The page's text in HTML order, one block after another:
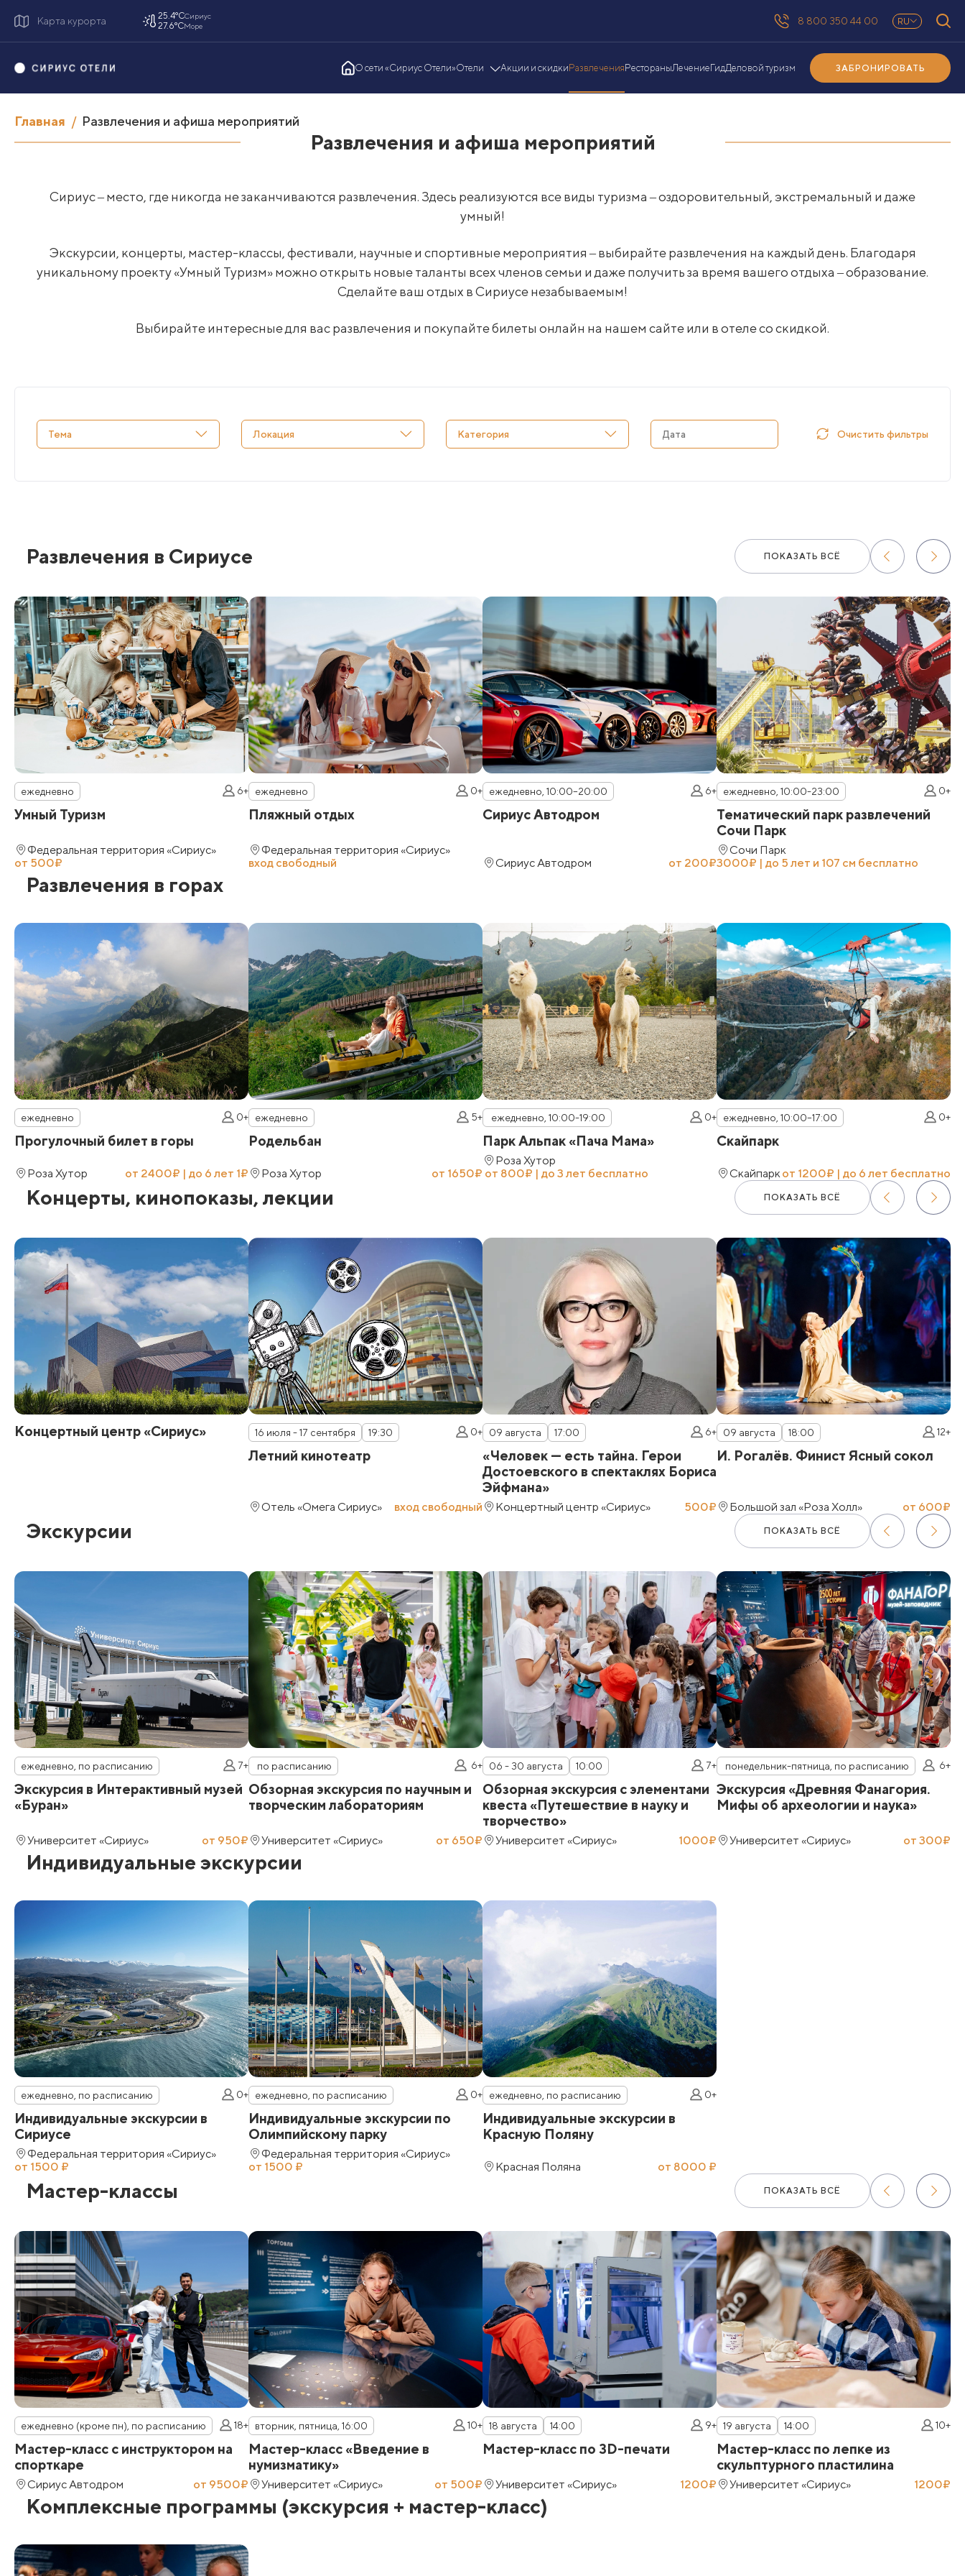
Карта курорта 25.4°CСириус
27.6°CМоре 8 800 350 44 00 RU
О сети «Сириус Отели»Отели Акции и скидкиРазвлеченияРестораныЛечениеГидДеловой туризм ЗАБРОНИРОВАТЬ
Главная Развлечения и афиша мероприятий
Развлечения и афиша мероприятий
Сириус ‒ место, где никогда не заканчиваются развлечения. Здесь реализуются все виды туризма ‒ оздоровительный, экстремальный и даже
умный!
Экскурсии, концерты, мастер-классы, фестивали, научные и спортивные мероприятия ‒ выбирайте развлечения на каждый день. Благодаря
уникальному проекту «Умный Туризм» можно открыть новые таланты всех членов семьи и даже получить за время вашего отдыха ‒ образование.
Сделайте ваш отдых в Сириусе незабываемым!
Выбирайте интересные для вас развлечения и покупайте билеты онлайн на нашем сайте или в отеле со скидкой.
Очистить фильтры
Развлечения в Сириусе ПОКАЗАТЬ ВСЁ
ежедневно 6+
Умный Туризм
Федеральная территория «Сириус»
от 500₽
ежедневно 0+
Пляжный отдых
Федеральная территория «Сириус»
вход свободный
ежедневно, 10:00–20:00 6+
Сириус Автодром
Сириус Автодром от 200₽
ежедневно, 10:00-23:00 0+
Тематический парк развлечений
Сочи Парк
Сочи Парк
3000₽ | до 5 лет и 107 см бесплатно
Развлечения в горах
ежедневно 0+
Прогулочный билет в горы
Роза Хутор от 2400₽ | до 6 лет 1₽
ежедневно 5+
Родельбан
Роза Хутор от 1650₽
ежедневно, 10:00-19:00 0+
Парк Альпак «Пача Мама»
Роза Хутор
от 800₽ | до 3 лет бесплатно
ежедневно, 10:00–17:00 0+
Скайпарк
Скайпаркот 1200₽ | до 6 лет бесплатно
Концерты, кинопоказы, лекции ПОКАЗАТЬ ВСЁ
Концертный центр «Сириус» 16 июля - 17 сентября 19:30 0+
Летний кинотеатр
Отель «Омега Сириус» вход свободный
09 августа 17:00 6+
«Человек — есть тайна. Герои
Достоевского в спектаклях Бориса
Эйфмана»
Концертный центр «Сириус» 500₽
09 августа 18:00 12+
И. Рогалёв. Финист Ясный сокол
Большой зал «Роза Холл» от 600₽
Экскурсии ПОКАЗАТЬ ВСЁ
ежедневно, по расписанию 7+
Экскурсия в Интерактивный музей
«Буран»
Университет «Сириус» от 950₽
по расписанию 6+
Обзорная экскурсия по научным и
творческим лабораториям
Университет «Сириус» от 650₽
06 - 30 августа 10:00 7+
Обзорная экскурсия с элементами
квеста «Путешествие в науку и
творчество»
Университет «Сириус» 1000₽
понедельник-пятница, по расписанию 6+
Экскурсия «Древняя Фанагория.
Мифы об археологии и наука»
Университет «Сириус» от 300₽
Индивидуальные экскурсии
ежедневно, по расписанию 0+
Индивидуальные экскурсии в
Сириусе
Федеральная территория «Сириус»
от 1500 ₽
ежедневно, по расписанию 0+
Индивидуальные экскурсии по
Олимпийскому парку
Федеральная территория «Сириус»
от 1500 ₽
ежедневно, по расписанию 0+
Индивидуальные экскурсии в
Красную Поляну
Красная Поляна от 8000 ₽
Мастер-классы ПОКАЗАТЬ ВСЁ
ежедневно (кроме пн), по расписанию 18+
Мастер-класс с инструктором на
спорткаре
Сириус Автодром от 9500₽
вторник, пятница, 16:00 10+
Мастер-класс «Введение в
нумизматику»
Университет «Сириус» от 500₽
18 августа 14:00 9+
Мастер-класс по 3D-печати
Университет «Сириус» 1200₽
19 августа 14:00 10+
Мастер-класс по лепке из
скульптурного пластилина
Университет «Сириус» 1200₽
Комплексные программы (экскурсия + мастер-класс)